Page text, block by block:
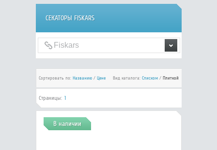
Секаторы/ Fiskars
СЕКАТОРЫ FISKARS
Сортировать по: Названию/ Цене Вид каталога: Списком/ Плиткой
Страницы: 1
В наличии